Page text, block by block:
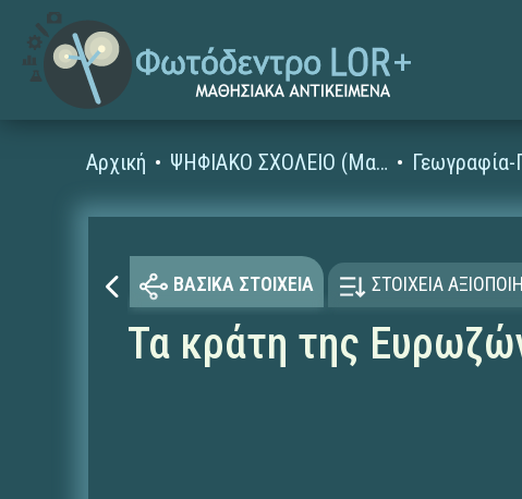
Αρχική ΨΗΦΙΑΚΟ ΣΧΟΛΕΙΟ (Μαθησιακά Αντικείμενα) Γεωγραφία-
ΒΑΣΙΚΑ ΣΤΟΙΧΕΙΑ ΣΤΟΙΧΕΙΑ
Τα κράτη της